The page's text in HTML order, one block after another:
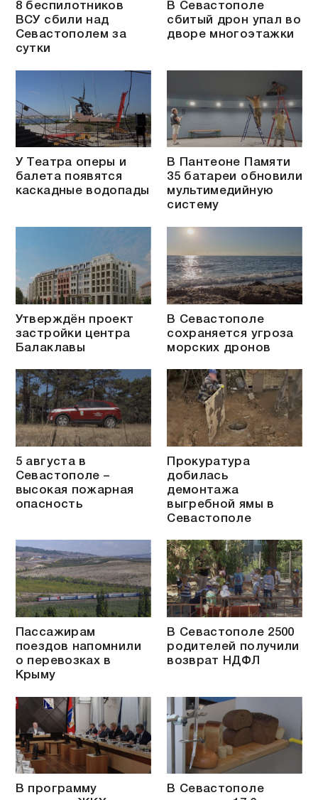
8 беспилотников
ВСУ сбили над
Севастополем за
сутки
В Севастополе
сбитый дрон упал во
дворе многоэтажки
У Театра оперы и
балета появятся
каскадные водопады
В Пантеоне Памяти
35 батареи обновили
мультимедийную
систему
Утверждён проект
застройки центра
Балаклавы
В Севастополе
сохраняется угроза
морских дронов
5 августа в
Севастополе –
высокая пожарная
опасность
Прокуратура
добилась
демонтажа
выгребной ямы в
Севастополе
Пассажирам
поездов напомнили
о перевозках в
Крыму
В Севастополе 2500
родителей получили
возврат НДФЛ
В программу
В Севастополе